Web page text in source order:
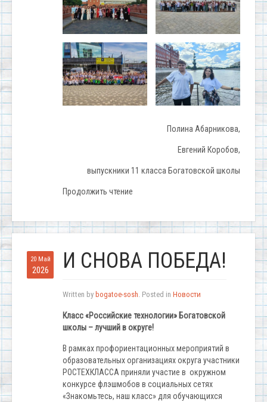
Полина Абарникова,
Евгений Коробов,
выпускники 11 класса Богатовской школы
Продолжить чтение
20 Май
2026 И СНОВА ПОБЕДА!
Written by bogatoe-sosh. Posted in Новости
Класс «Российские технологии» Богатовской
школы – лучший в округе!
В рамках профориентационных мероприятий в
образовательных организациях округа участники
РОСТЕХКЛАССА приняли участие в окружном
конкурсе флэшмобов в социальных сетях
«Знакомьтесь, наш класс» для обучающихся